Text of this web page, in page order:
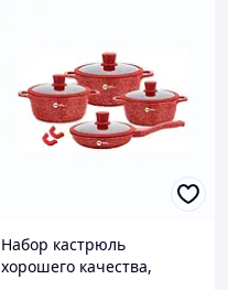
Набор кастрюль
хорошего качества,